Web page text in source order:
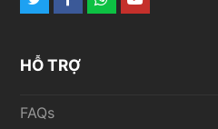
HỖ TRỢ
FAQs